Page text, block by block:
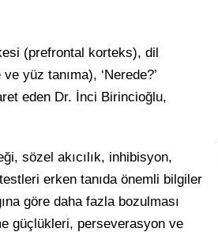
(prefrontal korteks), dil
yüz tanıma), ‘Nerede?’
eden Dr. İnci Birincioğlu,
sözel akıcılık, inhibisyon,
erken tanıda önemli bilgiler
göre daha fazla bozulması
güçlükleri, perseverasyon ve